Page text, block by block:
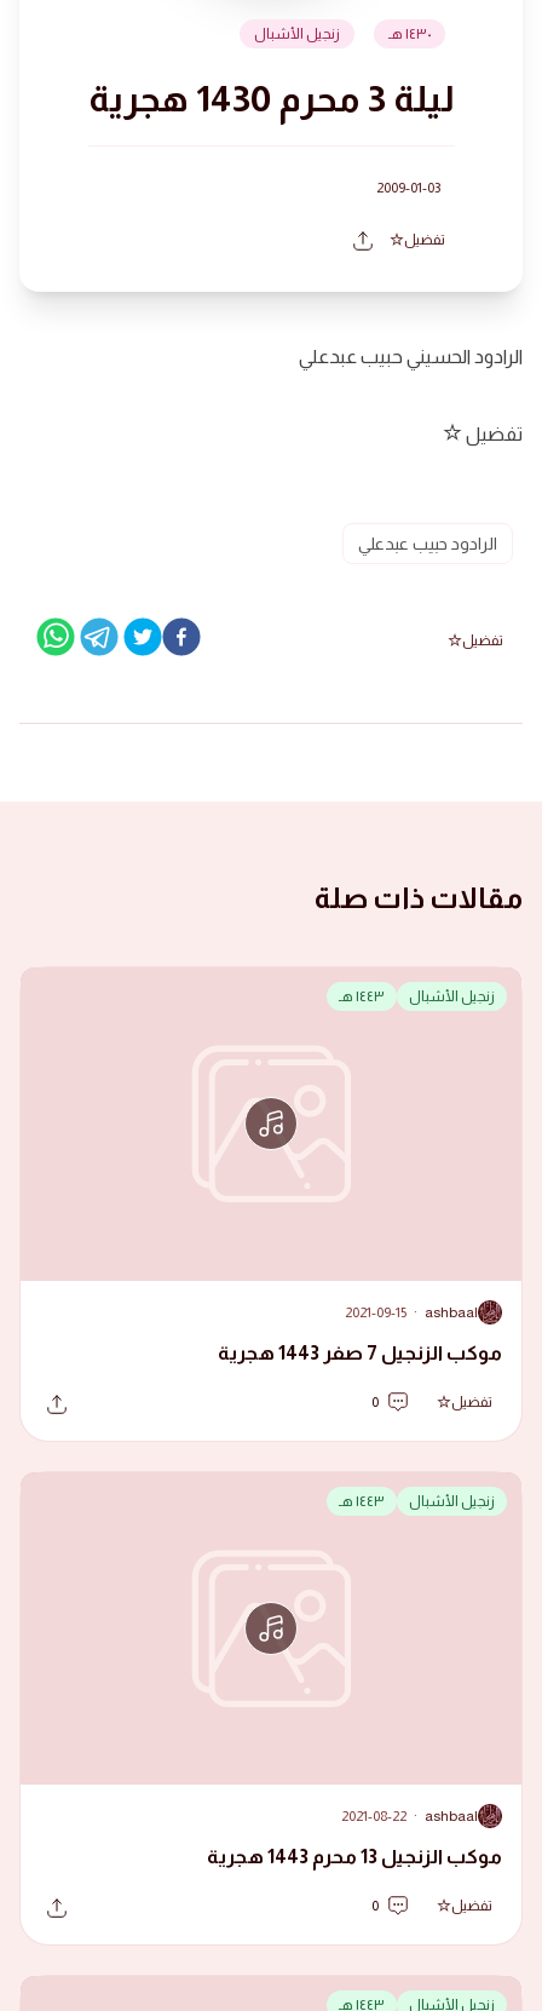
١٤٣٠ هـ زنجيل الأشبال
ليلة 3 محرم 1430 هجرية
2009-01-03
تفضيل
الرادود الحسيني حبيب عبدعلي
تفضيل
الرادود حبيب عبدعلي
تفضيل
مقالات ذات صلة
زنجيل الأشبال ١٤٤٣ هـ
A
ashbaal
·
2021-09-15
موكب الزنجيل 7 صفر 1443 هجرية
تفضيل 0
زنجيل الأشبال ١٤٤٣ هـ
A
ashbaal
·
2021-08-22
موكب الزنجيل 13 محرم 1443 هجرية
تفضيل 0
زنجيل الأشبال ١٤٤٣ هـ